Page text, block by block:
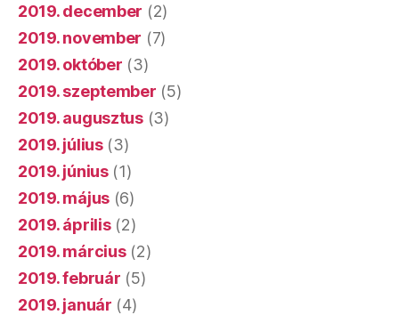
2019. december (2)
2019. november (7)
2019. október (3)
2019. szeptember (5)
2019. augusztus(3)
2019. július(3)
2019. június(1)
2019. május (6)
2019. április(2)
2019. március(2)
2019. február (5)
2019. január (4)